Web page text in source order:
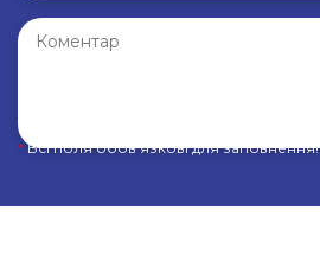
*Всі поля обов’язкові для заповнення!